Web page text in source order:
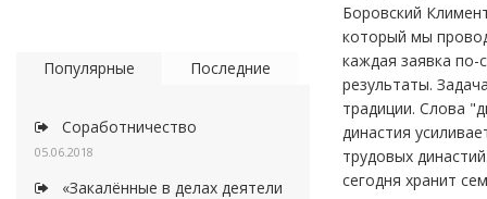
Популярные Последние
Соработничество
05.06.2018
«Закалённые в делах деятели
Боровский
который мы
каждая заявка
результаты.
традиции. Слова
династия
трудовых
сегодня хранит